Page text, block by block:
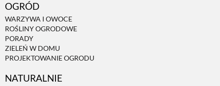
OGRÓD
WARZYWA I OWOCE
ROŚLINY OGRODOWE
PORADY
ZIELEŃ W DOMU
PROJEKTOWANIE OGRODU
NATURALNIE
NATURALNA APTECZKA